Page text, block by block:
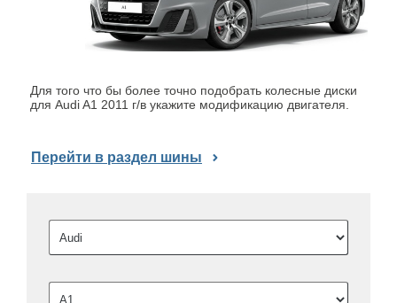
Для того что бы более точно подобрать колесные диски
для Audi A1 2011 г/в укажите модификацию двигателя.
Перейти в раздел шины